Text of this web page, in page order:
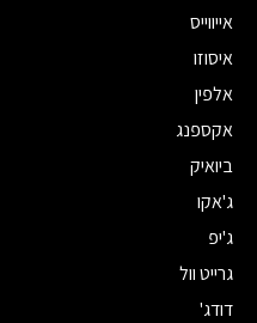
אייווייס
איסוזו
אלפין
אקספנג
ביואיק
ג'אקו
ג'יפ
גרייט וול
דודג'